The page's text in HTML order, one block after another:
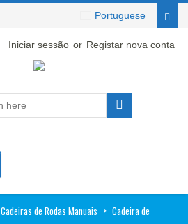
Iniciar sessão or Registar nova conta
Portuguese
Cadeiras de Rodas Manuais > Cadeira de